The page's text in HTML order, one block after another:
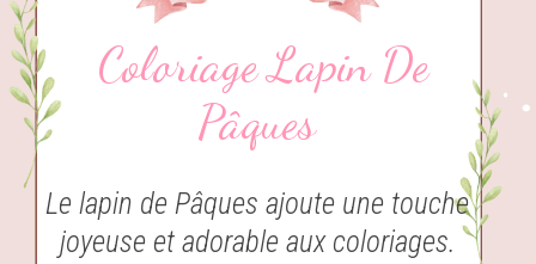
Coloriage Lapin De
Pâques
Le lapin de Pâques ajoute une touche
joyeuse et adorable aux coloriages.